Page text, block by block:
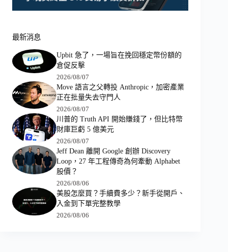
最新消息
Upbit 急了，一場旨在挽回穩定幣份額的
倉促反擊
2026/08/07
Move 語言之父轉投 Anthropic，加密產業
正在批量失去守門人
2026/08/07
川普的 Truth API 開始賺錢了，但比特幣
財庫巨虧 5 億美元
2026/08/07
Jeff Dean 離開 Google 創辦 Discovery
Loop，27 年工程傳奇為何牽動 Alphabet
股價？
2026/08/06
美股怎麼買？手續費多少？新手從開戶、
入金到下單完整教學
2026/08/06